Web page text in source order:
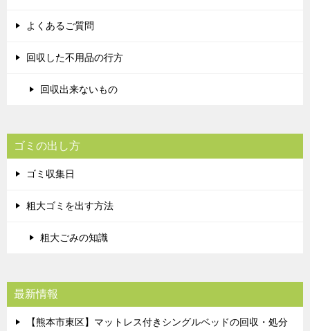
よくあるご質問
回収した不用品の行方
回収出来ないもの
ゴミの出し方
ゴミ収集日
粗大ゴミを出す方法
粗大ごみの知識
最新情報
【熊本市東区】マットレス付きシングルベッドの回収・処分